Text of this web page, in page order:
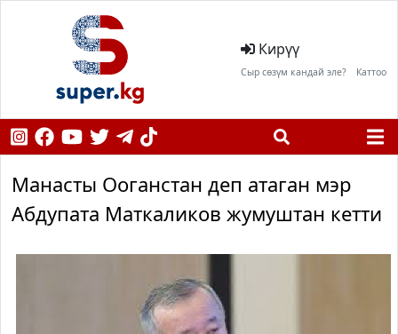
Кирүү
Сыр сөзүм кандай эле? Каттоо
Манасты Ооганстан деп атаган мэр
Абдупата Маткаликов жумуштан кетти